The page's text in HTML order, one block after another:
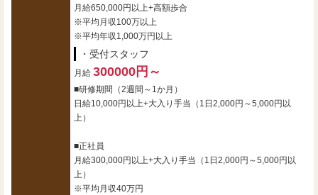
月給650,000円以上+高額歩合
※平均月収100万以上
※平均年収1,000万円以上
・受付スタッフ
月給 300000円～
■研修期間（2週間～1か月）
日給10,000円以上+大入り手当（1日2,000円～5,000円以
上）
■正社員
月給300,000円以上+大入り手当（1日2,000円～5,000円以
上）
※平均月収40万円